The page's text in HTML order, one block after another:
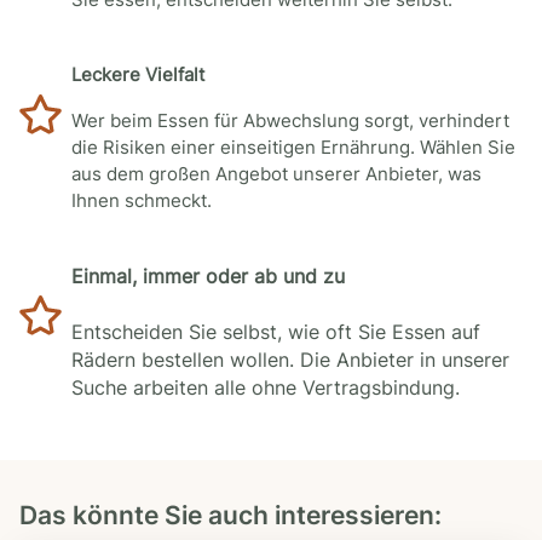
Leckere Vielfalt
Wer beim Essen für Abwechslung sorgt, verhindert
die Risiken einer einseitigen Ernährung. Wählen Sie
aus dem großen Angebot unserer Anbieter, was
Ihnen schmeckt.
Einmal, immer oder ab und zu
Entscheiden Sie selbst, wie oft Sie Essen auf
Rädern bestellen wollen. Die Anbieter in unserer
Suche arbeiten alle ohne Vertragsbindung.
Das könnte Sie auch interessieren: